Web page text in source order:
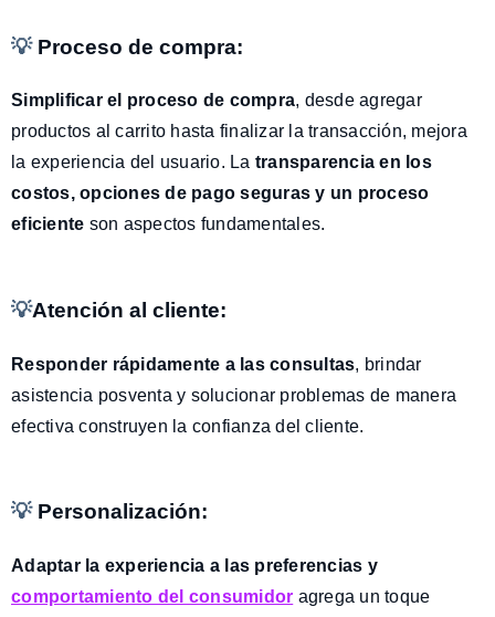
💡Proceso de compra:
Simplificar el proceso de compra, desde agregar
productos al carrito hasta finalizar la transacción, mejora
la experiencia del usuario. La transparencia en los
costos, opciones de pago seguras y un proceso
eficiente son aspectos fundamentales.
💡Atención al cliente:
Responder rápidamente a las consultas, brindar
asistencia posventa y solucionar problemas de manera
efectiva construyen la confianza del cliente.
💡 Personalización:
Adaptar la experiencia a las preferencias y
comportamiento del consumidor agrega un toque